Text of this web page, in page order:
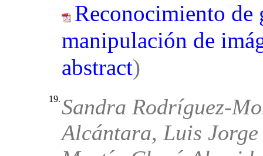
Reconocimiento de
manipulación de
abstract)
19.Sandra Rodríguez-
Alcántara, Luis